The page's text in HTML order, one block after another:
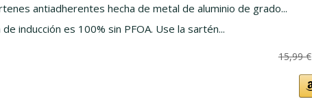
antiadherentes hecha de metal de aluminio de grado...
inducción es 100% sin PFOA. Use la sartén...
15,99 €